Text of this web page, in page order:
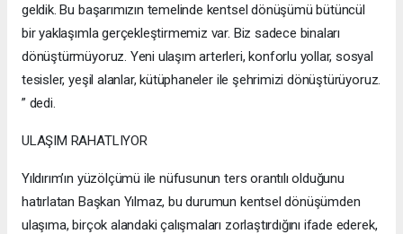
geldik. Bu başarımızın temelinde kentsel dönüşümü bütüncül
bir yaklaşımla gerçekleştirmemiz var. Biz sadece binaları
dönüştürmüyoruz. Yeni ulaşım arterleri, konforlu yollar, sosyal
tesisler, yeşil alanlar, kütüphaneler ile şehrimizi dönüştürüyoruz.
” dedi.
ULAŞIM RAHATLIYOR
Yıldırım’ın yüzölçümü ile nüfusunun ters orantılı olduğunu
hatırlatan Başkan Yılmaz, bu durumun kentsel dönüşümden
ulaşıma, birçok alandaki çalışmaları zorlaştırdığını ifade ederek,